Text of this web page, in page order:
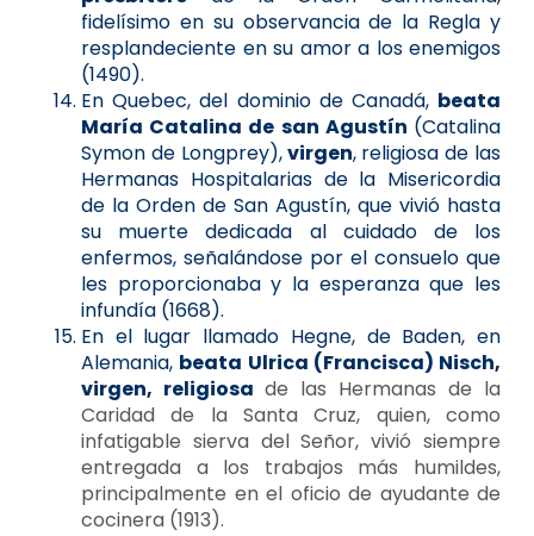
fidelísimo en su observancia de la Regla y
resplandeciente en su amor a los enemigos
(1490).
En Quebec, del dominio de Canadá, beata
María Catalina de san Agustín (Catalina
Symon de Longprey),virgen, religiosa de las
Hermanas Hospitalarias de la Misericordia
de la Orden de San Agustín, que vivió hasta
su muerte dedicada al cuidado de los
enfermos, señalándose por el consuelo que
les proporcionaba y la esperanza que les
infundía (1668).
En el lugar llamado Hegne, de Baden, en
Alemania, beata Ulrica (Francisca) Nisch,
virgen, religiosa de las Hermanas de la
Caridad de la Santa Cruz, quien, como
infatigable sierva del Señor, vivió siempre
entregada a los trabajos más humildes,
principalmente en el oficio de ayudante de
cocinera (1913).